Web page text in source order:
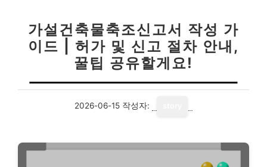
가설건축물축조신고서 작성 가
이드 | 허가 및 신고 절차 안내,
꿀팁 공유할게요!
2026-06-15 작성자: